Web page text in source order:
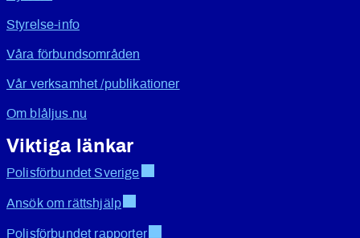
Styrelse-info
Våra förbundsområden
Vår verksamhet /publikationer
Om blåljus.nu
Viktiga länkar
Polisförbundet Sverige
Ansök om rättshjälp
Polisförbundet rapporter